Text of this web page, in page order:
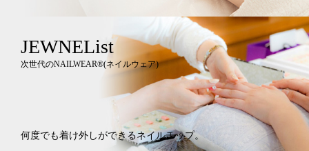
JEWNEList
次世代のNAILWEAR®︎(ネイルウェア)
何度でも着け外しができるネイルチップ。